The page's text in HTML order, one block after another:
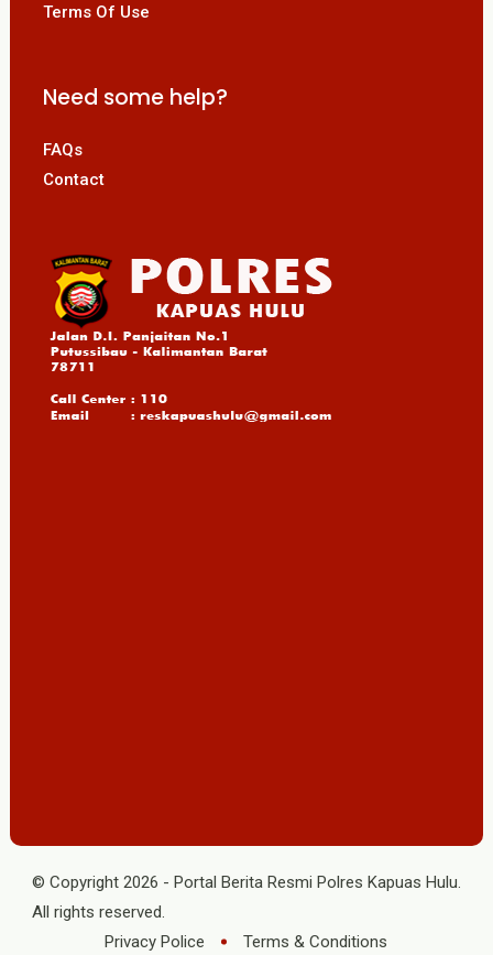
Terms Of Use
Need some help?
FAQs
Contact
© Copyright 2026 - Portal Berita Resmi Polres Kapuas Hulu.
All rights reserved.
Privacy Police
Terms & Conditions